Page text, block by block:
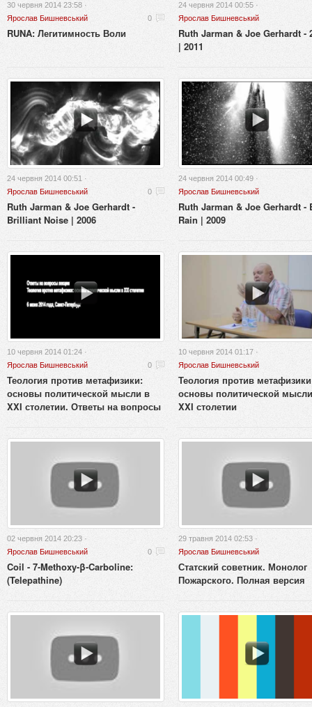
30 червня 2014 23:58 ·
Ярослав Бишневський
0
RUNA: Легитимность Воли
24 червня 2014 00:55 ·
Ярослав Бишневський
Ruth Jarman & Joe Gerhardt -
| 2011
24 червня 2014 00:51 ·
Ярослав Бишневський
0
Ruth Jarman & Joe Gerhardt -
Brilliant Noise | 2006
24 червня 2014 00:49 ·
Ярослав Бишневський
Ruth Jarman & Joe Gerhardt -
Rain | 2009
10 червня 2014 01:24 ·
Ярослав Бишневський
0
Теология против метафизики:
основы политической мысли в
XXI столетии. Ответы на вопросы
10 червня 2014 01:17 ·
Ярослав Бишневський
Теология против
основы политической
XXI столетии
02 червня 2014 20:23 ·
Ярослав Бишневський
0
Coil - 7-Methoxy-β-Carboline:
(Telepathine)
29 травня 2014 02:53 ·
Ярослав Бишневський
Статский советник. Монолог
Пожарского. Полная версия